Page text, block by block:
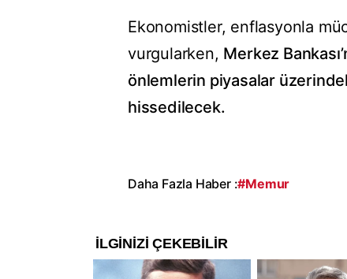
Ekonomistler, enflasyonla
vurgularken, Merkez
önlemlerin piyasalar
hissedilecek.
Daha Fazla Haber :#Memur